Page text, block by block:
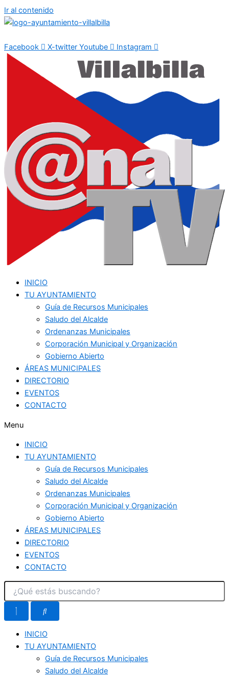
Ir al contenido
Facebook X-twitter Youtube Instagram
INICIO
TU AYUNTAMIENTO
Guía de Recursos Municipales
Saludo del Alcalde
Ordenanzas Municipales
Corporación Municipal y Organización
Gobierno Abierto
ÁREAS MUNICIPALES
DIRECTORIO
EVENTOS
CONTACTO
Menu
INICIO
TU AYUNTAMIENTO
Guía de Recursos Municipales
Saludo del Alcalde
Ordenanzas Municipales
Corporación Municipal y Organización
Gobierno Abierto
ÁREAS MUNICIPALES
DIRECTORIO
EVENTOS
CONTACTO
INICIO
TU AYUNTAMIENTO
Guía de Recursos Municipales
Saludo del Alcalde